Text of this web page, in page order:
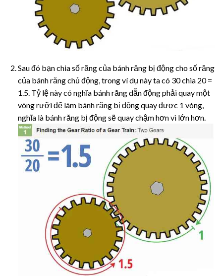
Sau đó bạn chia số răng của bánh răng bị động cho số răng
của bánh răng chủ động, trong ví dụ này ta có 30 chia 20 =
1.5. Tỷ lệ này có nghĩa bánh răng dẫn động phải quay một
vòng rưỡi để làm bánh răng bị động quay được 1 vòng,
nghĩa là bánh răng bị động sẽ quay chậm hơn vì lớn hơn.